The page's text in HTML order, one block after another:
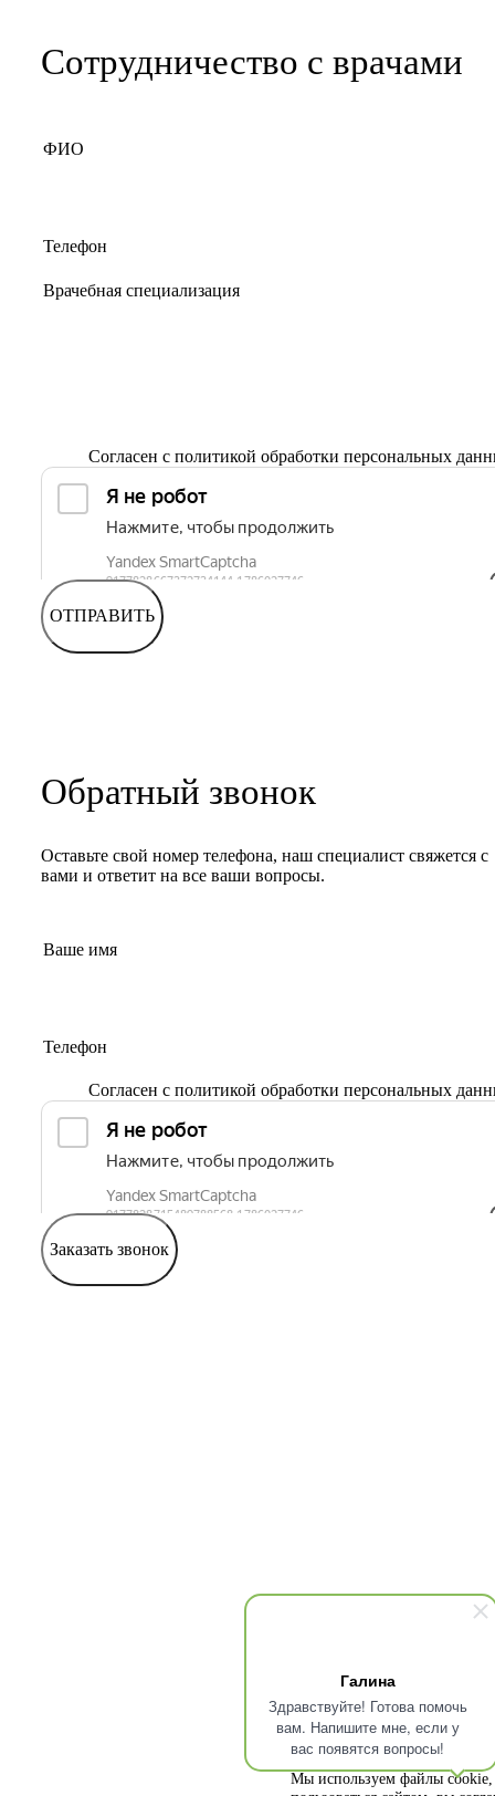
Галина
Здравствуйте! Готова помочь
вам. Напишите мне, если у
вас появятся вопросы!
Мы используем файлы cookie,
Сотрудничество с врачами
Согласен с политикой обработки персональных
ОТПРАВИТЬ
Обратный звонок
Оставьте свой номер телефона, наш специалист свяжется с
вами и ответит на все ваши вопросы.
Согласен с политикой обработки персональных
Заказать звонок